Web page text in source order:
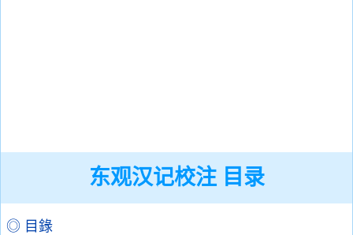
东观汉记校注 目录
◎ 目錄